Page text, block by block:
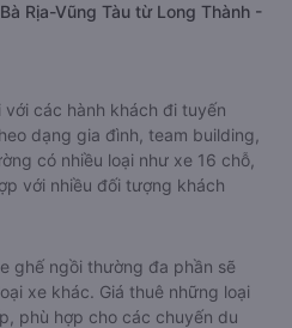
Rịa-Vũng Tàu từ Long Thành -
các hành khách đi tuyến
dạng gia đình, team building,
có nhiều loại như xe 16 chỗ,
với nhiều đối tượng khách
ghế ngồi thường đa phần sẽ
xe khác. Giá thuê những loại
phù hợp cho các chuyến du